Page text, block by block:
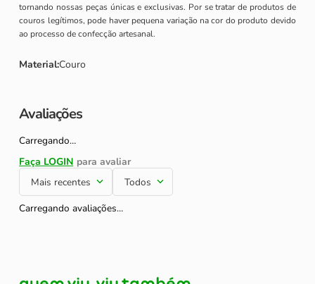
tornando nossas peças únicas e exclusivas. Por se tratar de produtos de
couros legítimos, pode haver pequena variação na cor do produto devido
ao processo de confecção artesanal.
Material:Couro
Avaliações
Carregando…
Mais recentes
Todos
Carregando avaliações…